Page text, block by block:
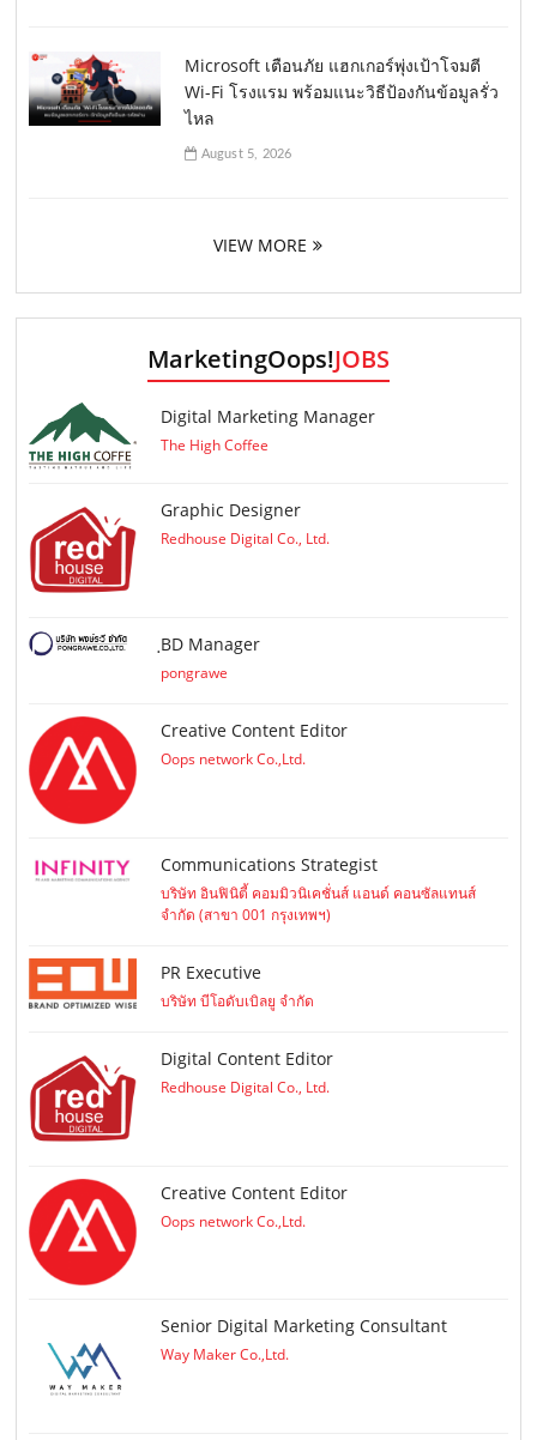
Microsoft เตือนภัย แฮกเกอร์พุ่งเป้าโจมตี
Wi-Fi โรงแรม พร้อมแนะวิธีป้องกันข้อมูลรั่ว
ไหล
August 5, 2026
VIEW MORE
MarketingOops!JOBS
Digital Marketing Manager
The High Coffee
Graphic Designer
Redhouse Digital Co., Ltd.
ฺBD Manager
pongrawe
Creative Content Editor
Oops network Co.,Ltd.
Communications Strategist
บริษัท อินฟินิตี้ คอมมิวนิเคชั่นส์ แอนด์ คอนซัลแทนส์
จำกัด (สาขา 001 กรุงเทพฯ)
PR Executive
บริษัท บีโอดับเบิลยู จำกัด
Digital Content Editor
Redhouse Digital Co., Ltd.
Creative Content Editor
Oops network Co.,Ltd.
Senior Digital Marketing Consultant
Way Maker Co.,Ltd.